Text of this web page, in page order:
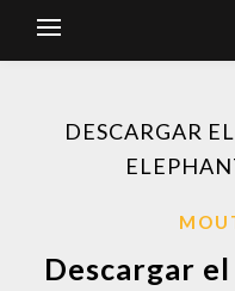
DESCARGAR
Descargar